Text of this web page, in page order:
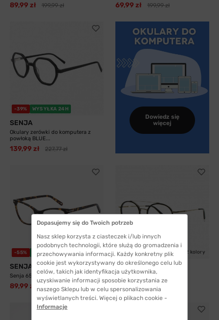
89,99 zł 199,99 zł 69,99 zł 199,99 zł
-39% WYSYŁKA 24H
SENJA
Okulary zerówki do komputera z
powłoką BLUE...
139,99 zł 227,77 zł
Dowiedz się
więcej
-55% WYSYŁKA 24H
SENJA
Senja 6540 C2
89,99 zł 199,99 zł
-65% WYSYŁKA 24H 2 kolory
SENJA
Senja 22051 C1
69,99 zł 199,99 zł
Dopasujemy się do Twoich potrzeb
Nasz sklep korzysta z ciasteczek i/lub innych
podobnych technologii, które służą do gromadzenia i
przechowywania informacji. Każdy konkretny plik
cookie jest wykorzystywany do określonego celu lub
celów, takich jak identyfikacja użytkownika,
uzyskiwanie informacji sposobie korzystania ze
naszego Sklepu lub w celu spersonalizowania
wyświetlanych treści. Więcej o plikach cookie -
Informacje